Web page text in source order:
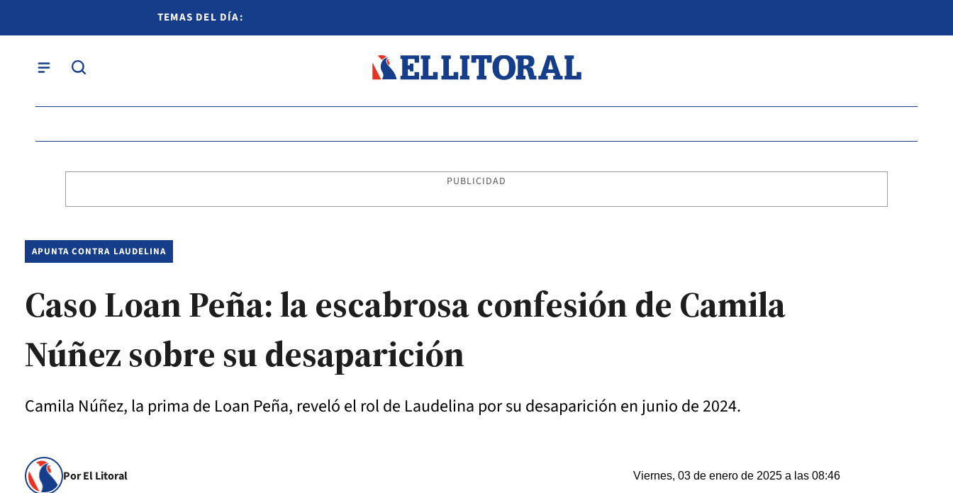
TEMAS DEL DÍA:
PUBLICIDAD
APUNTA CONTRA LAUDELINA
Caso Loan Peña: la escabrosa confesión de Camila
Núñez sobre su desaparición
Camila Núñez, la prima de Loan Peña, reveló el rol de Laudelina por su desaparición en junio de 2024.
Por El Litoral Viernes, 03 de enero de 2025 a las 08:46